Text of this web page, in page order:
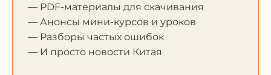
— PDF-материалы для скачивания
— Анонсы мини-курсов и уроков
— Разборы частых ошибок
— И просто новости Китая